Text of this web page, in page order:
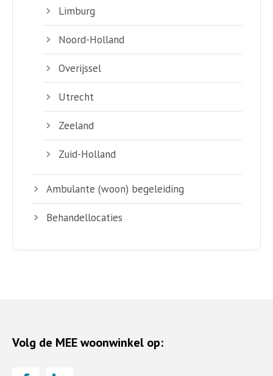
Limburg
Noord-Holland
Overijssel
Utrecht
Zeeland
Zuid-Holland
Ambulante (woon) begeleiding
Behandellocaties
Volg de MEE woonwinkel op: